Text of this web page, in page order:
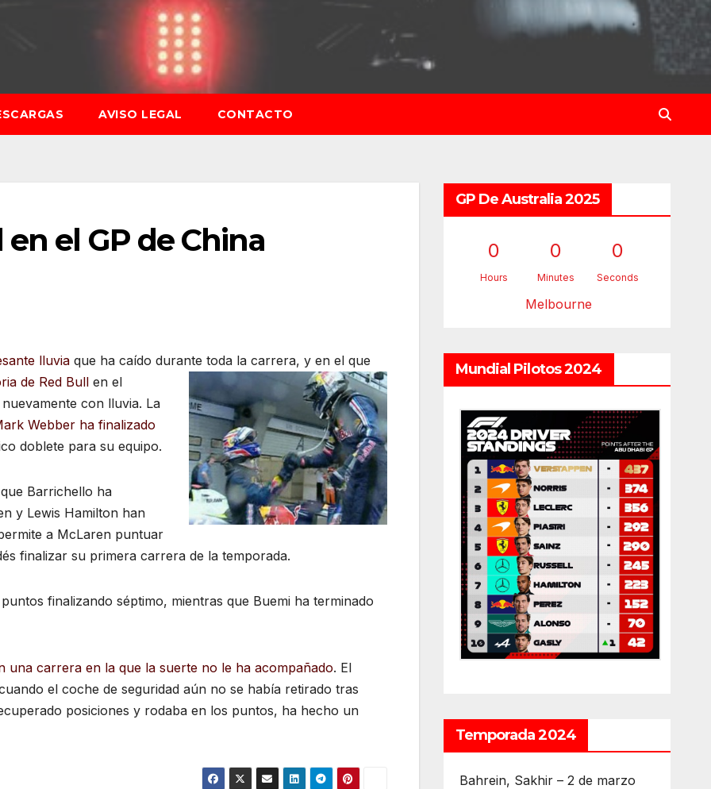
AVISO LEGAL CONTACTO
el GP de China
lluvia que ha caído durante toda la carrera, y en el que
de Red Bull en el
con lluvia. La
Webber ha finalizado
doblete para su equipo.
Barrichello ha
y Lewis Hamilton han
a McLaren puntuar
finalizar su primera carrera de la temporada.
finalizando séptimo, mientras que Buemi ha terminado
carrera en la que la suerte no le ha acompañado. El
el coche de seguridad aún no se había retirado tras
posiciones y rodaba en los puntos, ha hecho un
GP De Australia 2025
0
Hours
0
Minutes
0
Seconds
Melbourne
Mundial Pilotos 2024
Temporada 2024
Bahrein, Sakhir – 2 de marzo